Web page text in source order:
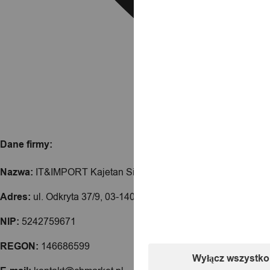
Dane firmy:
Nazwa: IT&IMPORT Kajetan Sikorski
Adres: ul. Odkryta 37/9, 03-140 Warszawa
NIP: 5242759671
REGON: 146686599
Wyłącz wszystko